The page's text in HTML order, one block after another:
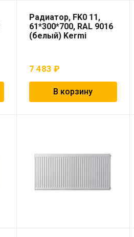
Радиатор, FK0 11,
61*300*700, RAL 9016
(белый) Kermi
7 483 ₽
В корзину